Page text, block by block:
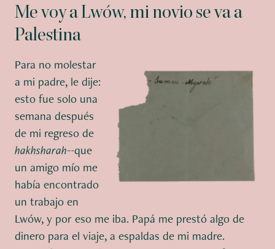
Me voy a Lwów, mi novio se va a
Palestina
Para no molestar
a mi padre, le dije:
esto fue solo una
semana después
de mi regreso de
hakhsharah--que
un amigo mío me
había encontrado
un trabajo en
Lwów, y por eso me iba. Papá me prestó algo de
dinero para el viaje, a espaldas de mi madre.